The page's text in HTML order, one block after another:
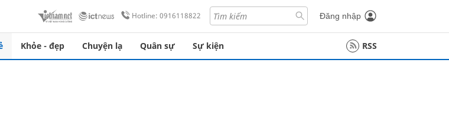
Hotline: 0916118822 Đăng nhập
Khỏe - đẹp Chuyện lạ Quân sự Sự kiện RSS